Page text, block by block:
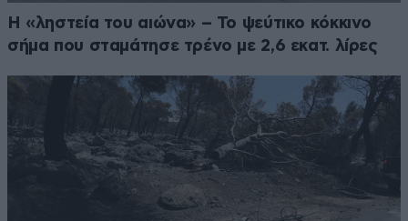
Η «ληστεία του αιώνα» – Το ψεύτικο κόκκινο
σήμα που σταμάτησε τρένο με 2,6 εκατ. λίρες